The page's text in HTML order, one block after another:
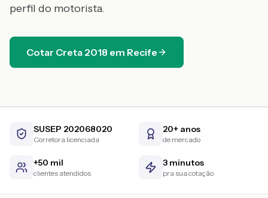
perfil do motorista.
Cotar Creta 2018 em Recife
SUSEP 202068020
Corretora licenciada
20+ anos
de mercado
+50 mil
clientes atendidos
3 minutos
pra sua cotação